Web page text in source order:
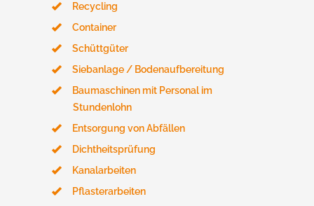
Recycling
Container
Schüttgüter
Siebanlage / Bodenaufbereitung
Baumaschinen mit Personal im
Stundenlohn
Entsorgung von Abfällen
Dichtheitsprüfung
Kanalarbeiten
Pflasterarbeiten